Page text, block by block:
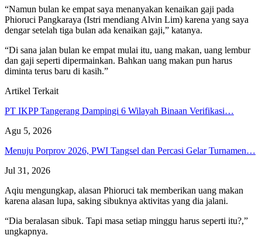
“Namun bulan ke empat saya menanyakan kenaikan gaji pada
Phioruci Pangkaraya (Istri mendiang Alvin Lim) karena yang saya
dengar setelah tiga bulan ada kenaikan gaji,” katanya.
“Di sana jalan bulan ke empat mulai itu, uang makan, uang lembur
dan gaji seperti dipermainkan. Bahkan uang makan pun harus
diminta terus baru di kasih.”
Artikel Terkait
PT IKPP Tangerang Dampingi 6 Wilayah Binaan Verifikasi…
Agu 5, 2026
Menuju Porprov 2026, PWI Tangsel dan Percasi Gelar Turnamen…
Jul 31, 2026
Aqiu mengungkap, alasan Phioruci tak memberikan uang makan
karena alasan lupa, saking sibuknya aktivitas yang dia jalani.
“Dia beralasan sibuk. Tapi masa setiap minggu harus seperti itu?,”
ungkapnya.